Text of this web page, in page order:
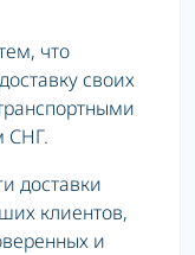
что
своих
СНГ.
доставки
клиентов,
и